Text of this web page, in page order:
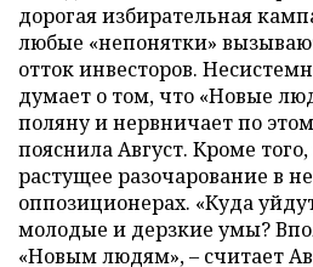
дорогая избирательная
любые «непонятки»
отток инвесторов.
думает о том, что «Новые
поляну и нервничает по
пояснила Август. Кроме
растущее разочарование в
оппозиционерах. «Куда
молодые и дерзкие умы?
«Новым людям», – считает